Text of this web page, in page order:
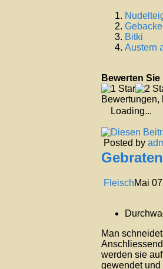
Bitki
Austern
Bewerten
Bewertungen,
Loading...
Posted by
FleischMai 07
Man
werden sie
gewendet und